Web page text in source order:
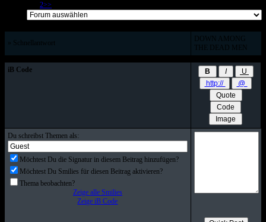
2>>
» Schnellantwort
DOWN AMONG
THE DEAD MEN
iB Code
Du schreibst Themen als:
Möchtest Du die Signatur in diesem Beitrag hinzufügen?
Möchtest Du Smilies für diesen Beitrag aktivieren?
Thema beobachten?
Zeige alle Smilies
Zeige iB Code